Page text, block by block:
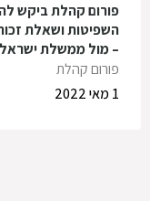
פורום קהלת ביקש
השפיטות ושאלת
– מול ממשלת ישראל
פורום קהלת
1 מאי 2022